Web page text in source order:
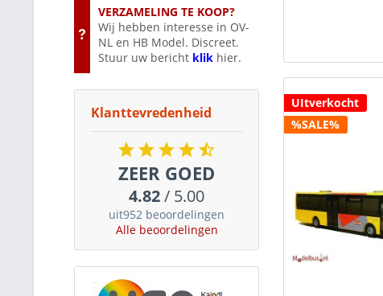
VERZAMELING TE KOOP?
Wij hebben interesse in OV-
NL en HB Model. Discreet.
Stuur uw bericht klik hier.
Klanttevredenheid
ZEER GOED
4.82/ 5.00
uit952 beoordelingen
Alle beoordelingen
UItverkocht
%SALE%